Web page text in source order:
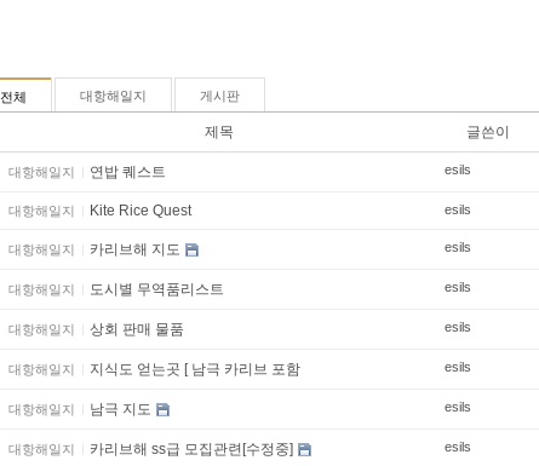
전체 대항해일지 게시판
제목 글쓴이
대항해일지 연밥 퀘스트 esils
대항해일지 Kite Rice Quest esils
대항해일지 카리브해 지도 esils
대항해일지 도시별 무역품리스트 esils
대항해일지 상회 판매 물품 esils
대항해일지 지식도 얻는곳 [ 남극 카리브 포함 esils
대항해일지 남극 지도 esils
대항해일지 카리브해 ss급 모집관련[수정중] esils